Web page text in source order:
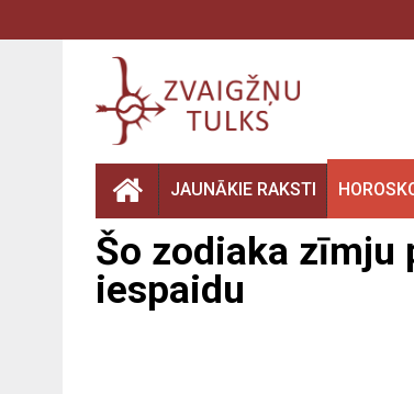
JAUNĀKIE RAKSTI
Šo zodiaka zīmju
iespaidu